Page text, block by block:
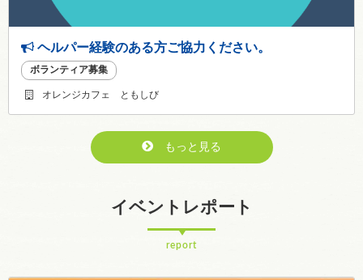
ヘルパー経験のある方ご協力ください。
ボランティア募集
オレンジカフェ ともしび
もっと見る
イベントレポート
report